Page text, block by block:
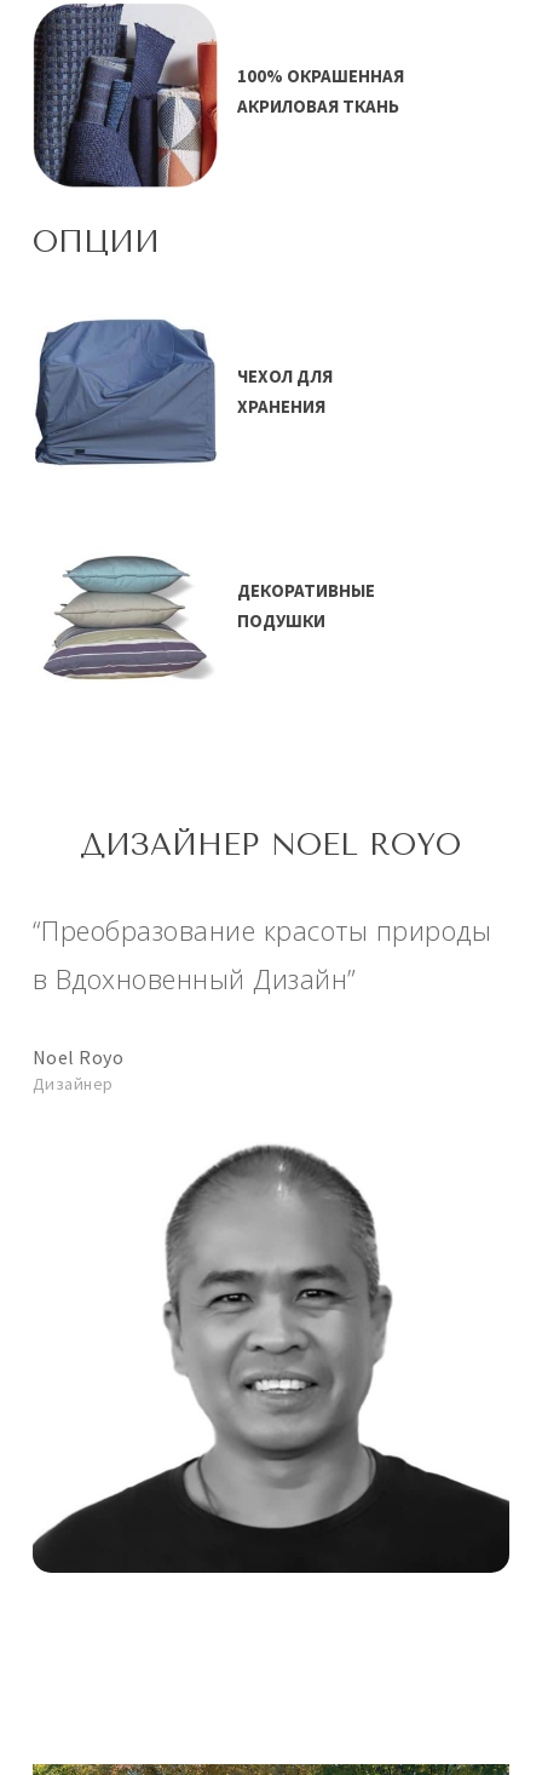
100% ОКРАШЕННАЯ
АКРИЛОВАЯ ТКАНЬ
ОПЦИИ
ЧЕХОЛ ДЛЯ
ХРАНЕНИЯ
ДЕКОРАТИВНЫЕ
ПОДУШКИ
ДИЗАЙНЕР NOEL ROYO
“Преобразование красоты природы
в Вдохновенный Дизайн”
Noel Royo
Дизайнер